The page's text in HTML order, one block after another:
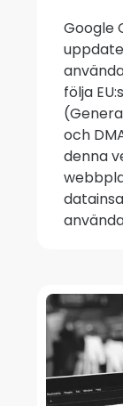
Google
följa
och
denna